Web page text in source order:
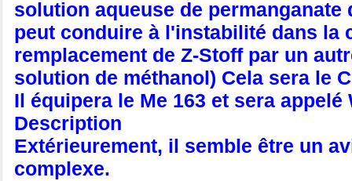
solution aqueuse de
peut conduire à l'instabilité dans la
remplacement de Z-Stoff par un
solution de méthanol) Cela sera le
Il équipera le Me 163 et sera appelé
Description
Extérieurement, il semble être un
complexe.